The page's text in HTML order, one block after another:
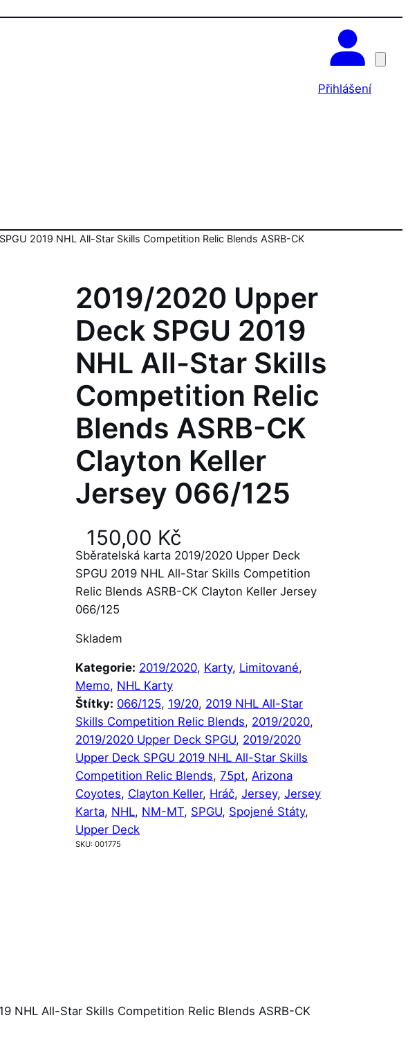
Přihlášení
2019 NHL All-Star Skills Competition Relic Blends ASRB-CK
2019/2020 Upper
Deck SPGU 2019
NHL All-Star Skills
Competition Relic
Blends ASRB-CK
Clayton Keller
Jersey 066/125
150,00 Kč
Sběratelská karta 2019/2020 Upper Deck
SPGU 2019 NHL All-Star Skills Competition
Relic Blends ASRB-CK Clayton Keller Jersey
066/125
Skladem
Kategorie: 2019/2020, Karty, Limitované
Memo, NHL Karty
Štítky: 066/125, 19/20, 2019 NHL All-Star
Skills Competition Relic Blends, 2019/2020
2019/2020 Upper Deck SPGU, 2019/2020
Upper Deck SPGU 2019 NHL All-Star Skills
Competition Relic Blends, 75pt, Arizona
Coyotes, Clayton Keller, Hráč, Jersey, Jersey
Karta, NHL, NM-MT, SPGU, Spojené Státy
Upper Deck
SKU: 001775
NHL All-Star Skills Competition Relic Blends ASRB-CK